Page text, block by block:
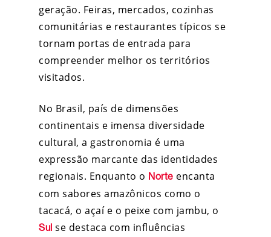
geração. Feiras, mercados, cozinhas
comunitárias e restaurantes típicos se
tornam portas de entrada para
compreender melhor os territórios
visitados.
No Brasil, país de dimensões
continentais e imensa diversidade
cultural, a gastronomia é uma
expressão marcante das identidades
regionais. Enquanto o Norte encanta
com sabores amazônicos como o
tacacá, o açaí e o peixe com jambu, o
Sul se destaca com influências